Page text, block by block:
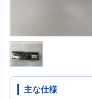
主な仕様